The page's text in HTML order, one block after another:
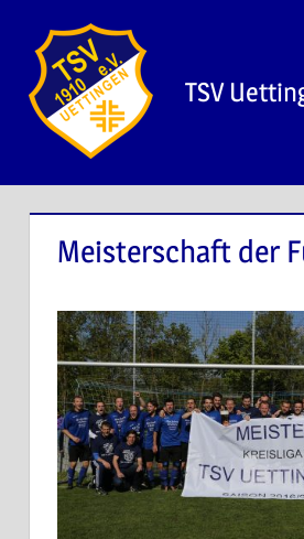
Inhalt
springen
TSV
Meisterschaft der